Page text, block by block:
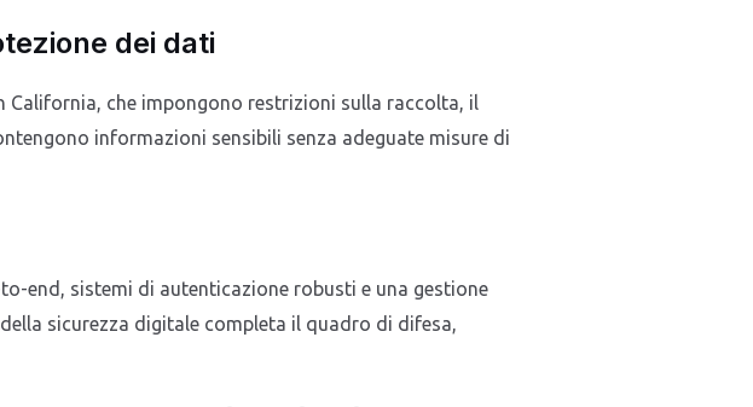
dei dati
California, che impongono restrizioni sulla raccolta, il
informazioni sensibili senza adeguate misure di
end, sistemi di autenticazione robusti e una gestione
sicurezza digitale completa il quadro di difesa,